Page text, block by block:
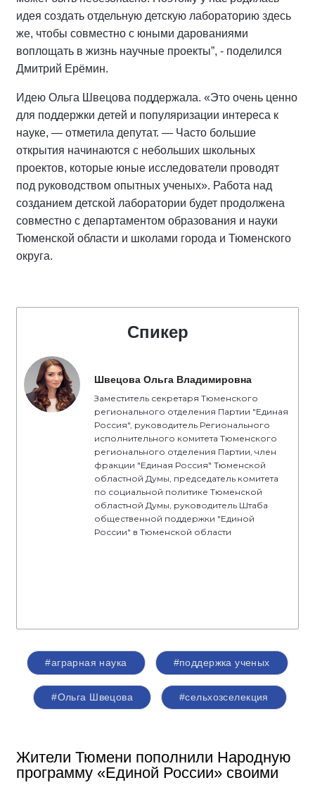
идея создать отдельную детскую лабораторию здесь
же, чтобы совместно с юными дарованиями
воплощать в жизнь научные проекты”, - поделился
Дмитрий Ерёмин.
Идею Ольга Швецова поддержала. «Это очень ценно
для поддержки детей и популяризации интереса к
науке, — отметила депутат. — Часто большие
открытия начинаются с небольших школьных
проектов, которые юные исследователи проводят
под руководством опытных ученых». Работа над
созданием детской лаборатории будет продолжена
совместно с департаментом образования и науки
Тюменской области и школами города и Тюменского
округа.
Спикер
Швецова Ольга Владимировна
Заместитель секретаря Тюменского
регионального отделения Партии "Единая
Россия", руководитель Регионального
исполнительного комитета Тюменского
регионального отделения Партии, член
фракции "Единая Россия" Тюменской
областной Думы, председатель комитета
по социальной политике Тюменской
областной Думы, руководитель Штаба
общественной поддержки "Единой
России" в Тюменской области
#аграрная наука #поддержка ученых
#Ольга Швецова #сельхозселекция
Жители Тюмени пополнили Народную
программу «Единой России» своими